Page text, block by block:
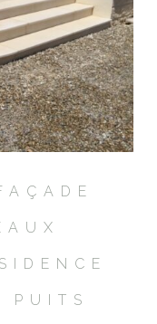
PUITS